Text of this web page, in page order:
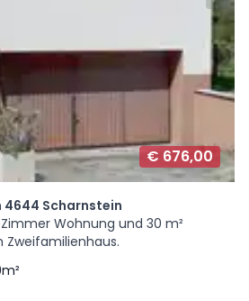
€ 676,00
4644 Scharnstein
Wohnung und 30 m²